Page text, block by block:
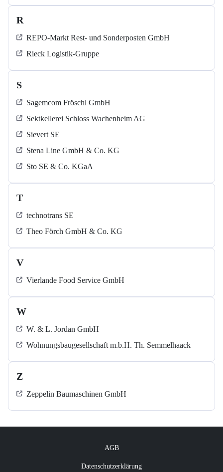
R
REPO-Markt Rest- und Sonderposten GmbH
Rieck Logistik-Gruppe
S
Sagemcom Fröschl GmbH
Sektkellerei Schloss Wachenheim AG
Sievert SE
Stena Line GmbH & Co. KG
Sto SE & Co. KGaA
T
technotrans SE
Theo Förch GmbH & Co. KG
V
Vierlande Food Service GmbH
W
W. & L. Jordan GmbH
Wohnungsbaugesellschaft m.b.H. Th. Semmelhaack
Z
Zeppelin Baumaschinen GmbH
AGB
Datenschutzerklärung